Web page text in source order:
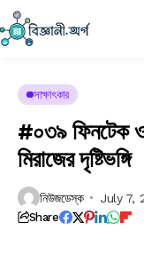
সাক্ষাৎকার
#০৩৯ ফিনটেক ও
মিরাজের দৃষ্টিভঙ্গি
নিউজডেস্ক July 7,
Share